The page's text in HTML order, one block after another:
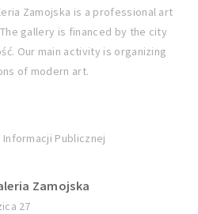
Zamojska is a professional art
gallery is financed by the city
Our main activity is organizing
of modern art.
Informacji Publicznej
Zamojska
27